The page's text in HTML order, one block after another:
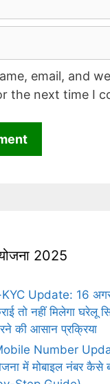
email, and
the next time I
2025
Update: 16
तो नहीं मिलेगा घरेलू
की आसान प्रक्रिया
Number
में मोबाइल नंबर